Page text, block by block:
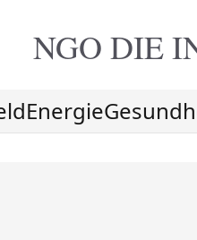
NGO DIE
Energie